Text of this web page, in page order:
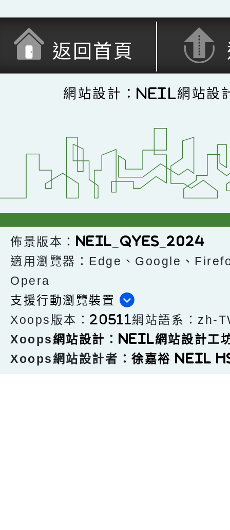
返回首頁
網站設計：Neil網站設
佈景版本： neil_qyes_2024
適用瀏覽器：Edge、Google、
Opera
支援行動瀏覽裝置
Xoops版本：20511 網站語系：zh-
Xoops網站設計 ： Neil網站設計工
Xoops網站設計者：徐嘉裕 Neil